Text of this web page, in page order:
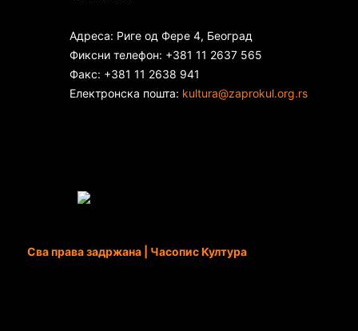
Адреса: Риге од Фере 4, Београд
Фиксни телефон: +381 11 2637 565
Факс: +381 11 2638 941
Електронска пошта: kultura@zaprokul.org.rs
Сва права задржана | Часопис Култура